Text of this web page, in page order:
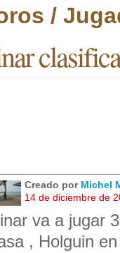
/
Creado por Michel
14 de diciembre de
va a jugar
, Holguin